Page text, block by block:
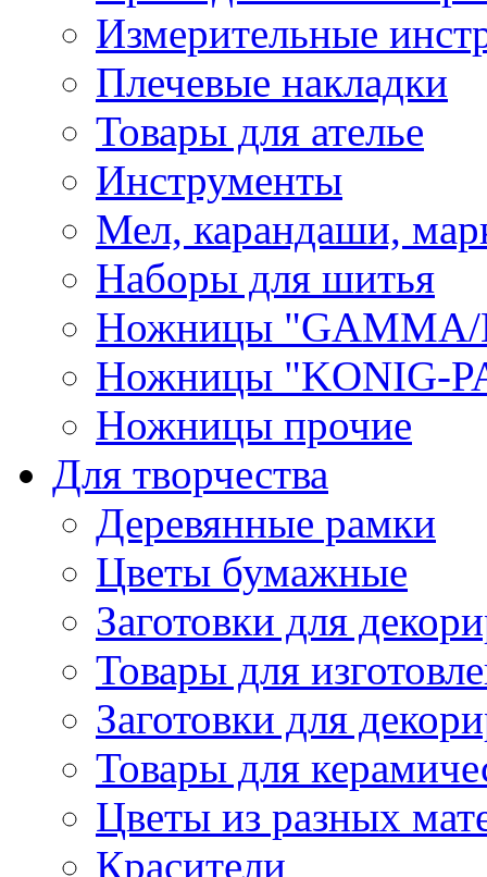
Измерительные
Плечевые накладки
Товары для ателье
Инструменты
Мел, карандаши,
Наборы для шитья
Ножницы "GAMMA/
Ножницы "KONIG-
Ножницы прочие
Для творчества
Деревянные рамки
Цветы бумажные
Заготовки для
Товары для
Заготовки для
Товары для
Цветы из разных
Красители